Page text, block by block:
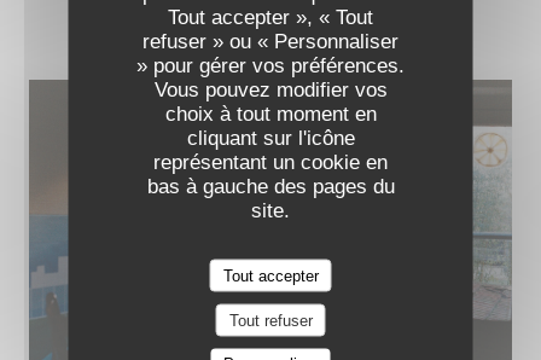
Tout accepter », « Tout
refuser » ou « Personnaliser
» pour gérer vos préférences.
Vous pouvez modifier vos
choix à tout moment en
cliquant sur l'icône
représentant un cookie en
bas à gauche des pages du
site.
Tout accepter
Tout refuser
ODILIA